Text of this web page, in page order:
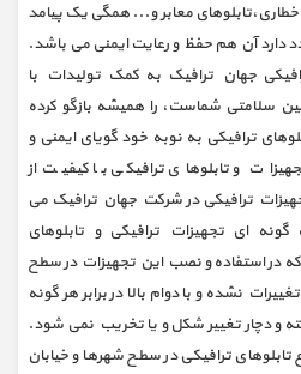
معابر و... همگی یک پیامد
دارد آن هم حفظ و رعایت ایمنی می باشد.
جهان ترافیک به کمک تولیدات با
سلامتی شماست، را همیشه بازگو کرده
ترافیکی به نوبه خود گویای ایمنی و
و تابلوهای ترافیکی با کیفیت از
ترافیکی در شرکت جهان ترافیک می
ای تجهیزات ترافیکی و تابلوهای
که در استفاده و نصب این تجهیزات در سطح
نشده و با دوام بالا در برابر هر گونه
و دچار تغییر شکل و یا تخریب نمی شود.
ترافیکی در سطح شهرها و خیابان